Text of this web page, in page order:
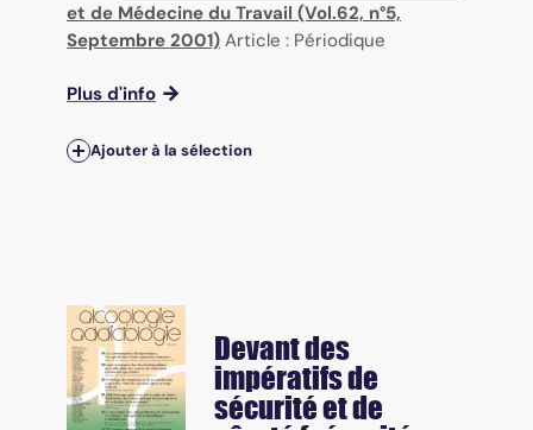
et de Médecine du Travail (Vol.62, n°5,
Septembre 2001) Article : Périodique
Plus d'info
Ajouter à la sélection
Devant des
impératifs de
sécurité et de